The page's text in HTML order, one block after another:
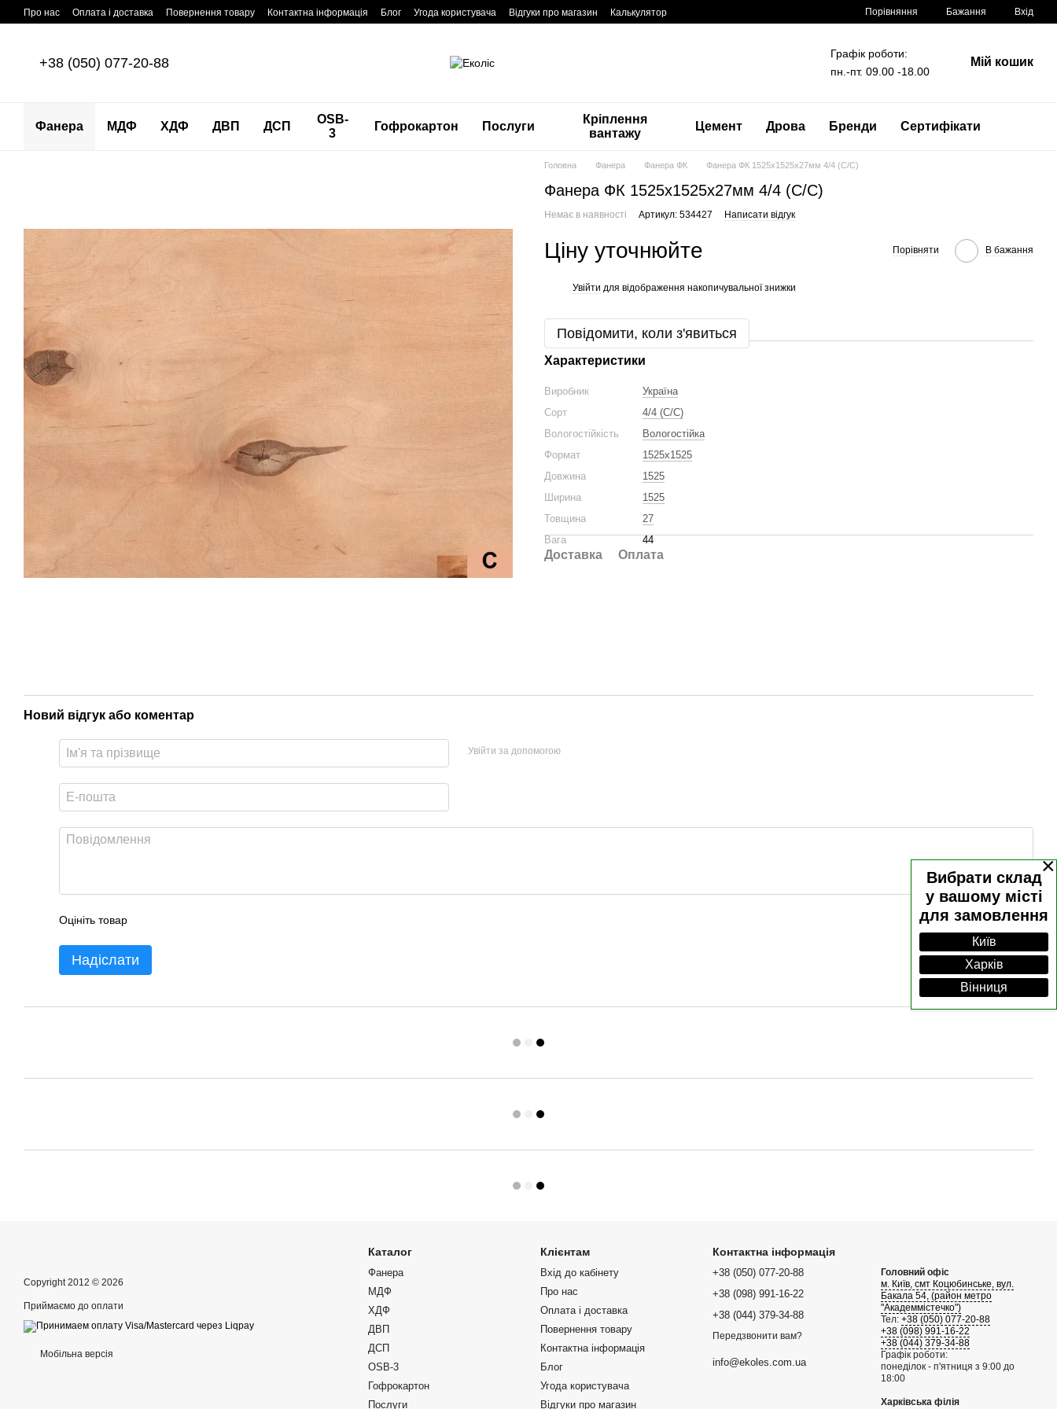
Перейти до основного контенту
×
Вибрати склад
у вашому місті
для замовлення
Київ
Харків
Вінниця
Про нас Оплата і доставка Повернення товару Контактна інформація Блог Угода користувача Відгуки про магазин Калькулятор Порівняння Бажання Вхід
+38 (050) 077-20-88
Графік роботи:
пн.-пт. 09.00 -18.00
Мій кошик
Фанера МДФ ХДФ ДВП ДСП
OSB-
3
Гофрокартон Послуги
Кріплення
вантажу
Цемент Дрова Бренди Сертифікати
Головна Фанера Фанера ФК Фанера ФК 1525x1525x27мм 4/4 (C/C)
Фанера ФК 1525x1525x27мм 4/4 (C/C)
Немає в наявності Артикул: 534427 Написати відгук
Ціну уточнюйте Порівняти В бажання
Увійти для відображення накопичувальної знижки
Повідомити, коли з'явиться
Характеристики
Виробник
Україна
Сорт
4/4 (C/C)
Вологостійкість
Вологостійка
Формат
1525x1525
Довжина
1525
Ширина
1525
Товщина
27
Вага
44
Доставка Оплата
Новий відгук або коментар
Увійти за допомогою
Оцініть товар
Надіслати
Copyright 2012 © 2026
Приймаємо до оплати
Мобільна версія
Каталог
Фанера
МДФ
ХДФ
ДВП
ДСП
OSB-3
Гофрокартон
Послуги
Клієнтам
Вхід до кабінету
Про нас
Оплата і доставка
Повернення товару
Контактна інформація
Блог
Угода користувача
Відгуки про магазин
Контактна інформація
+38 (050) 077-20-88
+38 (098) 991-16-22
+38 (044) 379-34-88
Передзвонити вам?
info@ekoles.com.ua
Головний офіс
м. Київ, смт Коцюбинське, вул.
Бакала 54, (район метро
"Академмістечко")
Тел: +38 (050) 077-20-88
+38 (098) 991-16-22
+38 (044) 379-34-88
Графік роботи:
понеділок - п'ятниця з 9:00 до
18:00
Харківська філія